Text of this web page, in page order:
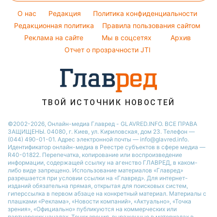
Максим Галкин
Настя Каменских
Виталий Козловский
Погода на завтра
Пылевая буря
Красивый маникюр
Модные ошибки
Новости моды
Советы от Андре Тана
O нас Редакция
Политика конфиденциальности
Редакционная политика
Правила пользования сайтом
Реклама на сайте
Мы в соцсетях
Архив
Отчет о прозрачности JTI
ТВОЙ ИСТОЧНИК НОВОСТЕЙ
©2002-2026, Онлайн-медиа Главред - GLAVRED.INFO. ВСЕ ПРАВА
ЗАЩИЩЕНЫ. 04080, г. Киев, ул. Кириловская, дом 23. Телефон —
(044) 490-01-01. Адрес электронной почты — info@glavred.info.
Идентификатор онлайн-медиа в Реестре cубъектов в сфере медиа —
R40-01822. Перепечатка, копирование или воспроизведение
информации, содержащей ссылку на агенство ГЛАВРЕД, в каком-
либо виде запрещено. Использование материалов «Главред»
разрешается при условии ссылки на «Главред». Для интернет-
изданий обязательна прямая, открытая для поисковых систем,
гиперссылка в первом абзаце на конкретный материал. Материалы с
плашками «Реклама», «Новости компаний», «Актуально», «Точка
зрения», «Официально» публикуются на коммерческих или